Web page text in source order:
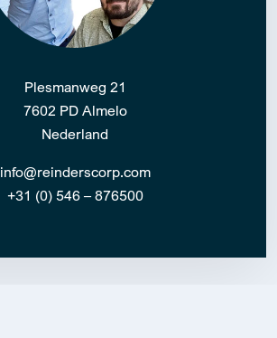
Plesmanweg 21
7602 PD Almelo
Nederland
info@reinderscorp.com
+31 (0) 546 – 876500